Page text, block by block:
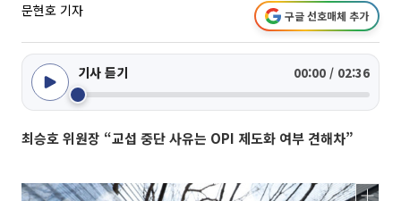
문현호 기자 구글 선호매체 추가
기사 듣기 00:00 / 02:36
최승호 위원장 “교섭 중단 사유는 OPI 제도화 여부 견해차”